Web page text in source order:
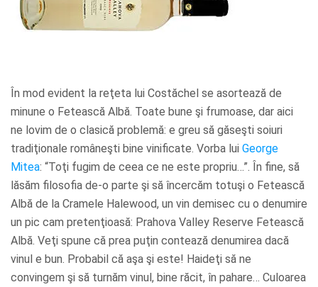
În mod evident la reţeta lui Costăchel se asortează de
minune o Fetească Albă. Toate bune şi frumoase, dar aici
ne lovim de o clasică problemă: e greu să găseşti soiuri
tradiţionale româneşti bine vinificate. Vorba lui George
Mitea: “Toţi fugim de ceea ce ne este propriu…”. În fine, să
lăsăm filosofia de-o parte şi să încercăm totuşi o Fetească
Albă de la Cramele Halewood, un vin demisec cu o denumire
un pic cam pretenţioasă: Prahova Valley Reserve Fetească
Albă. Veţi spune că prea puţin contează denumirea dacă
vinul e bun. Probabil că aşa şi este! Haideţi să ne
convingem şi să turnăm vinul, bine răcit, în pahare… Culoarea